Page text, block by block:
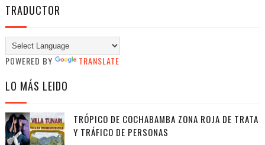
TRADUCTOR
POWERED BY TRANSLATE
LO MÁS LEIDO
TRÓPICO DE COCHABAMBA ZONA ROJA DE TRATA
Y TRÁFICO DE PERSONAS